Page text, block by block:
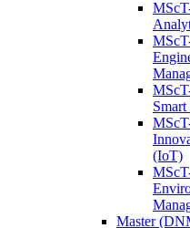
(IoT)
Master